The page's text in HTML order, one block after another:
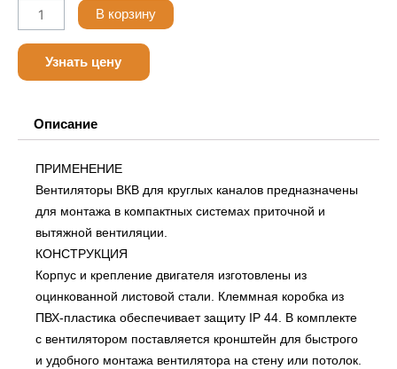
Количество
товара
Nanotek
LF24B
В корзину
Узнать цену
Описание
ПРИМЕНЕНИЕ
Вентиляторы ВКВ для круглых каналов предназначены
для монтажа в компактных системах приточной и
вытяжной вентиляции.
КОНСТРУКЦИЯ
Корпус и крепление двигателя изготовлены из
оцинкованной листовой стали. Клеммная коробка из
ПВХ-пластика обеспечивает защиту IP 44. В комплекте
с вентилятором поставляется кронштейн для быстрого
и удобного монтажа вентилятора на стену или потолок.